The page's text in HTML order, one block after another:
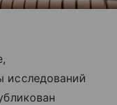
исследований